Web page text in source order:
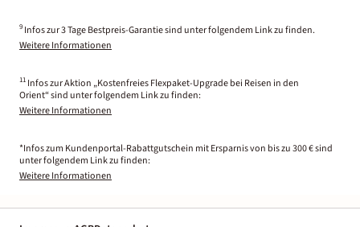
9 Infos zur 3 Tage Bestpreis-Garantie sind unter folgendem Link zu finden.
Weitere Informationen
11 Infos zur Aktion „Kostenfreies Flexpaket-Upgrade bei Reisen in den
Orient“ sind unter folgendem Link zu finden:
Weitere Informationen
*Infos zum Kundenportal-Rabattgutschein mit Ersparnis von bis zu 300 € sind
unter folgendem Link zu finden:
Weitere Informationen